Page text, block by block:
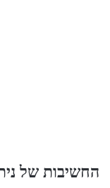
החשיבות של